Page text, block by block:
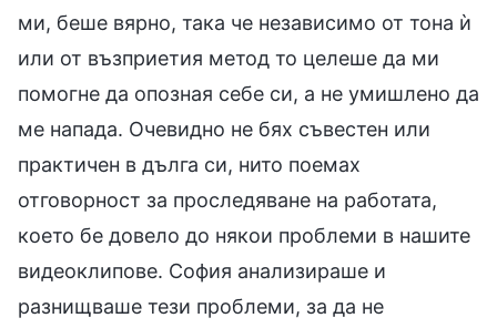
ми, беше вярно, така че независимо от тона ѝ
или от възприетия метод то целеше да ми
помогне да опозная себе си, а не умишлено да
ме напада. Очевидно не бях съвестен или
практичен в дълга си, нито поемах
отговорност за проследяване на работата,
което бе довело до някои проблеми в нашите
видеоклипове. София анализираше и
разнищваше тези проблеми, за да не